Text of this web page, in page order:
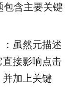
包含主要关键
：虽然元描述
接影响点击
加上关键